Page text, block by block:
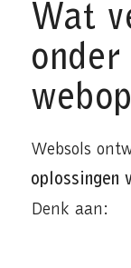
Wat
onder
Websols
oplossingen
Denk aan: